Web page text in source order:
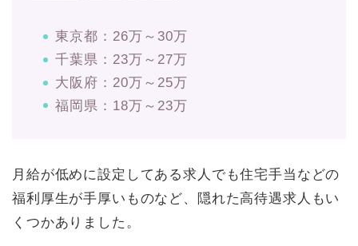
東京都：26万～30万
千葉県：23万～27万
大阪府：20万～25万
福岡県：18万～23万
月給が低めに設定してある求人でも住宅手当などの
福利厚生が手厚いものなど、隠れた高待遇求人もい
くつかありました。